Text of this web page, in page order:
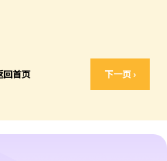
回首页 下一页 ›
权利？